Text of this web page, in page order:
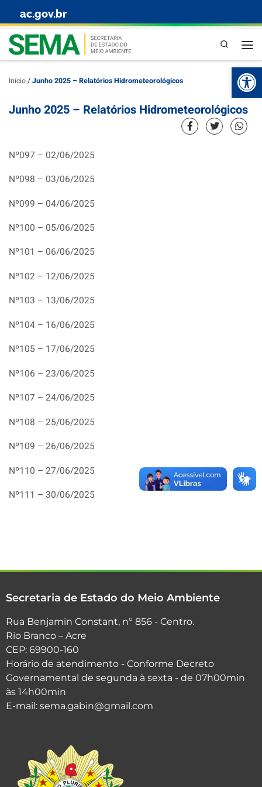
Skip to content
ac.gov.br
Pesquisa
Início/Junho 2025 – Relatórios Hidrometeorológicos
Junho 2025 – Relatórios Hidrometeorológicos
Nº097 – 02/06/2025
Nº098 – 03/06/2025
Nº099 – 04/06/2025
Nº100 – 05/06/2025
Nº101 – 06/06/2025
Nº102 – 12/06/2025
Nº103 – 13/06/2025
Nº104 – 16/06/2025
Nº105 – 17/06/2025
Nº106 – 23/06/2025
Nº107 – 24/06/2025
Nº108 – 25/06/2025
Nº109 – 26/06/2025
Nº110 – 27/06/2025
Nº111 – 30/06/2025
Secretaria de Estado do Meio Ambiente
Rua Benjamin Constant, nº 856 - Centro.
Rio Branco – Acre
CEP: 69900-160
Horário de atendimento - Conforme Decreto
Governamental de segunda à sexta - de 07h00min
às 14h00min
E-mail: sema.gabin@gmail.com